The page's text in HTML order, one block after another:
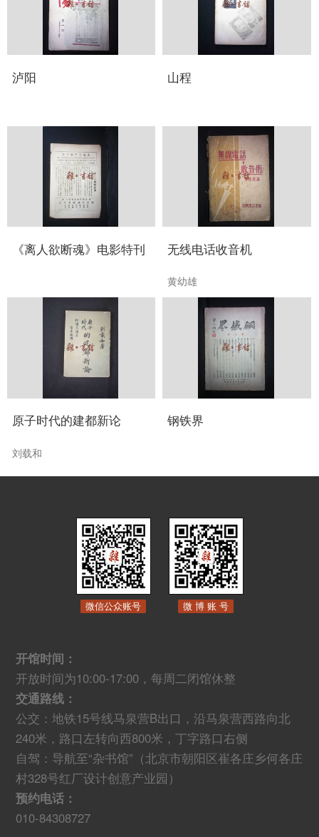
泸阳 山程
《离人欲断魂》电影特刊 无线电话收音机
黄幼雄
原子时代的建都新论
刘载和
钢铁界
微信公众账号 微 博 账 号
开馆时间：
开放时间为10:00-17:00，每周二闭馆休整
交通路线：
公交：地铁15号线马泉营B出口，沿马泉营西路向北
240米，路口左转向西800米，丁字路口右侧
自驾：导航至“杂书馆”（北京市朝阳区崔各庄乡何各庄
村328号红厂设计创意产业园）
预约电话：
010-84308727